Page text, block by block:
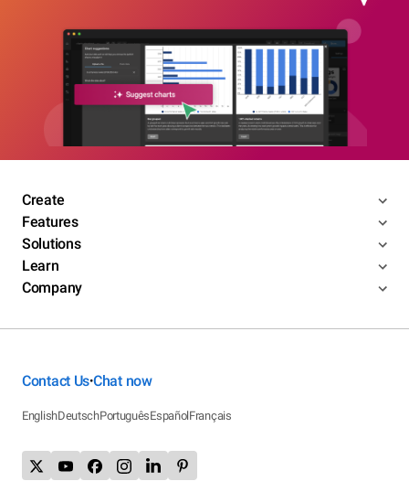
Create
Features
Solutions
Learn
Company
Contact Us•Chat now
EnglishDeutschPortuguêsEspañolFrançais